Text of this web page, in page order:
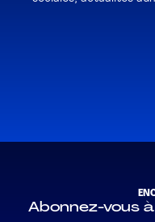
Abonnez-vous